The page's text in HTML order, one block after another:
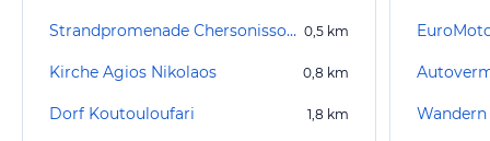
Strandpromenade Chersonissos/Hersonissos 0,5 km
Kirche Agios Nikolaos 0,8 km
Dorf Koutouloufari 1,8 km